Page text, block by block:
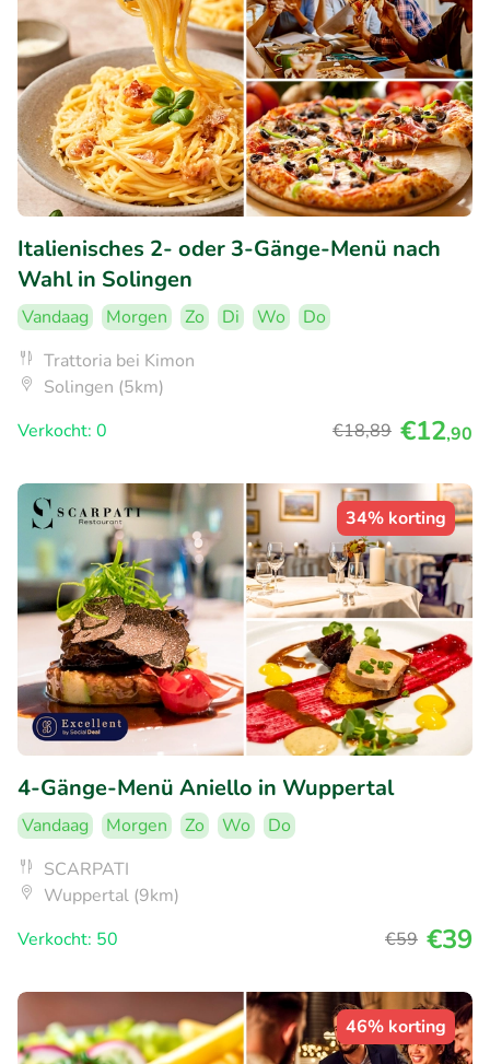
Italienisches 2- oder 3-Gänge-Menü nach
Wahl in Solingen
Vandaag Morgen Zo Di Wo
Do
Trattoria bei Kimon
Solingen (5km)
Verkocht: 0
€18,89 €12,90
34% korting
4-Gänge-Menü Aniello in Wuppertal
Vandaag Morgen Zo Wo
Do
SCARPATI
Wuppertal (9km)
Verkocht: 50
€59 €39
46% korting